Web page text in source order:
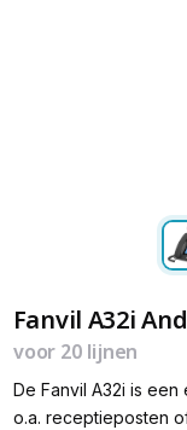
Fanvil A32i
voor 20 lijnen
De Fanvil A32i is
o.a. receptieposten